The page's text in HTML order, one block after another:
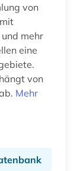
von
mehr
eine
von
Mehr